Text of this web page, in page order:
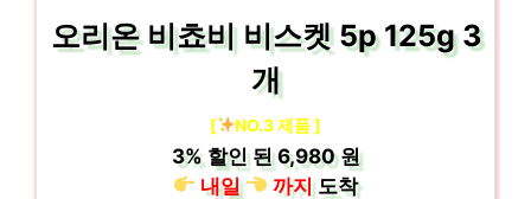
오리온 비쵸비 비스켓 5p 125g 3
개
[ NO.3 제품 ]
3%할인 된6,980 원
내일
까지도착